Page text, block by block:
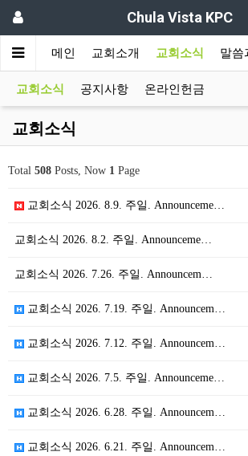
Chula Vista KPC
메인 교회소개 교회소식 말씀
교회소식 공지사항 온라인헌금
교회소식
Total 508 Posts, Now 1 Page
교회소식 2026. 8.9. 주일. Announceme…
교회소식 2026. 8.2. 주일. Announceme…
교회소식 2026. 7.26. 주일. Announcem…
교회소식 2026. 7.19. 주일. Announcem…
교회소식 2026. 7.12. 주일. Announcem…
교회소식 2026. 7.5. 주일. Announceme…
교회소식 2026. 6.28. 주일. Announcem…
교회소식 2026. 6.21. 주일. Announcem…